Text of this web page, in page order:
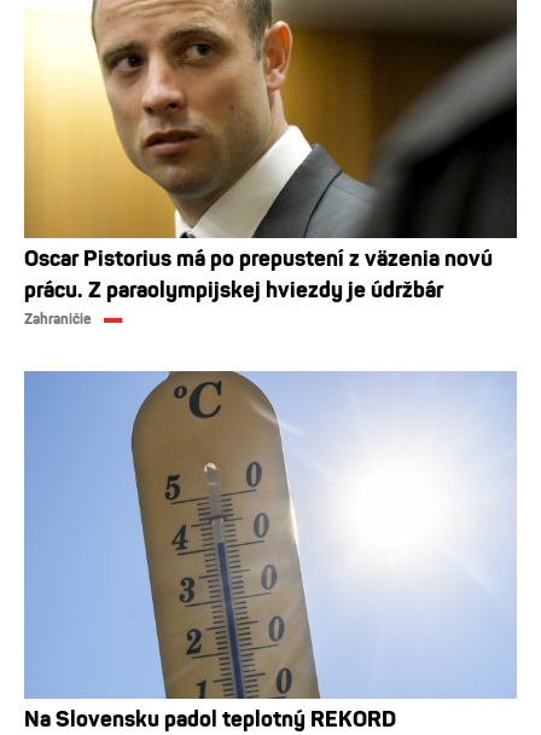
Oscar Pistorius má po prepustení z väzenia novú
prácu. Z paraolympijskej hviezdy je údržbár
Zahraničie
Na Slovensku padol teplotný REKORD